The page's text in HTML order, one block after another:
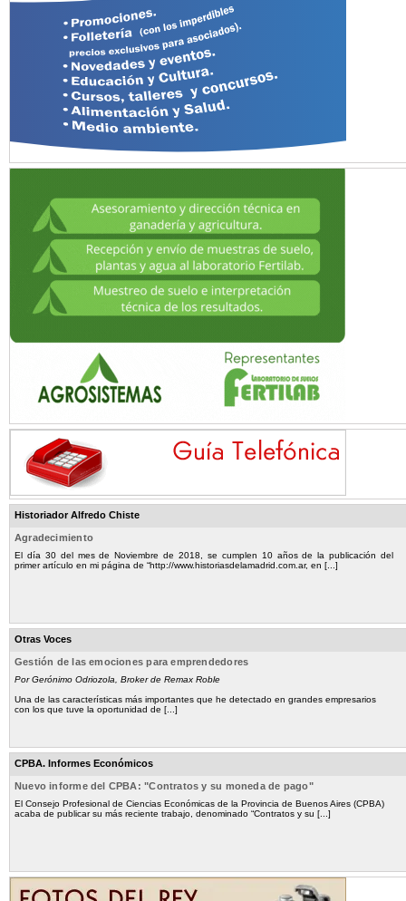
Historiador Alfredo Chiste
Agradecimiento
El día 30 del mes de Noviembre de 2018, se cumplen 10 años de la publicación del
primer artículo en mi página de “http://www.historiasdelamadrid.com.ar, en [...]
Otras Voces
Gestión de las emociones para emprendedores
Por Gerónimo Odriozola, Broker de Remax Roble
Una de las características más importantes que he detectado en grandes empresarios
con los que tuve la oportunidad de [...]
CPBA. Informes Económicos
Nuevo informe del CPBA: "Contratos y su moneda de pago"
El Consejo Profesional de Ciencias Económicas de la Provincia de Buenos Aires (CPBA)
acaba de publicar su más reciente trabajo, denominado “Contratos y su [...]